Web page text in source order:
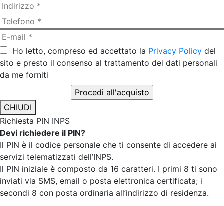
Ho letto, compreso ed accettato la Privacy Policy del
sito e presto il consenso al trattamento dei dati personali
da me forniti
CHIUDI
Richiesta PIN INPS
Devi richiedere il PIN?
Il PIN è il codice personale che ti consente di accedere ai
servizi telematizzati dell’INPS.
Il PIN iniziale è composto da 16 caratteri. I primi 8 ti sono
inviati via SMS, email o posta elettronica certificata; i
secondi 8 con posta ordinaria all’indirizzo di residenza.